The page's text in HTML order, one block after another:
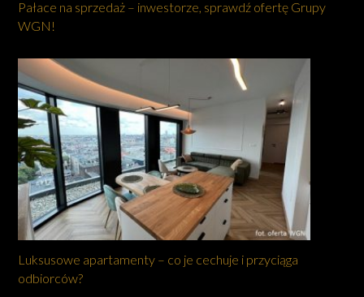
Pałace na sprzedaż – inwestorze, sprawdź ofertę Grupy
WGN!
Luksusowe apartamenty – co je cechuje i przyciąga
odbiorców?